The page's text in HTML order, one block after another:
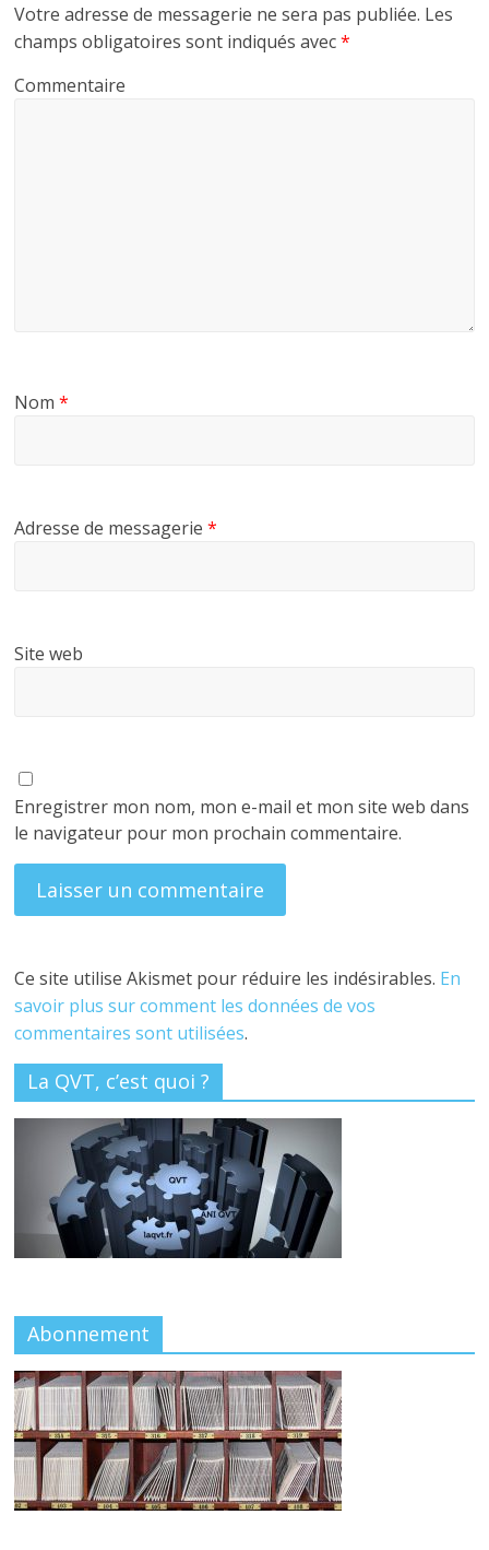
Votre adresse de messagerie ne sera pas publiée. Les
champs obligatoires sont indiqués avec*
Commentaire
Nom*
Adresse de messagerie*
Site web
Enregistrer mon nom, mon e-mail et mon site web dans
le navigateur pour mon prochain commentaire.
Ce site utilise Akismet pour réduire les indésirables. En
savoir plus sur comment les données de vos
commentaires sont utilisées.
La QVT, c’est quoi ?
Abonnement